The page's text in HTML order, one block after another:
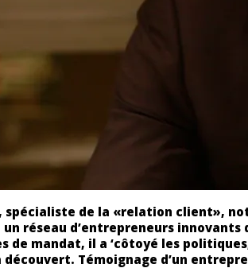
spécialiste de la «relation client»,
un réseau d’entrepreneurs
de mandat, il a ‘côtoyé les
découvert. Témoignage d’un